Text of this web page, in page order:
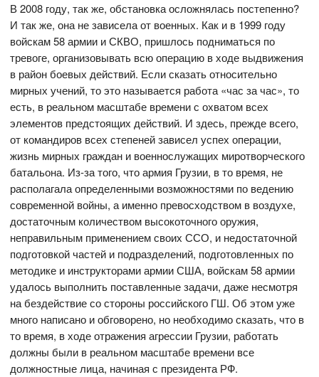
В 2008 году, так же, обстановка осложнялась постепенно?
И так же, она не зависела от военных. Как и в 1999 году
войскам 58 армии и СКВО, пришлось подниматься по
тревоге, организовывать всю операцию в ходе выдвижения
в район боевых действий. Если сказать относительно
мирных учений, то это называется работа «час за час», то
есть, в реальном масштабе времени с охватом всех
элементов предстоящих действий. И здесь, прежде всего,
от командиров всех степеней зависел успех операции,
жизнь мирных граждан и военнослужащих миротворческого
батальона. Из-за того, что армия Грузии, в то время, не
располагала определенными возможностями по ведению
современной войны, а именно превосходством в воздухе,
достаточным количеством высокоточного оружия,
неправильным применением своих ССО, и недостаточной
подготовкой частей и подразделений, подготовленных по
методике и инструкторами армии США, войскам 58 армии
удалось выполнить поставленные задачи, даже несмотря
на бездействие со стороны российского ГШ. Об этом уже
много написано и обговорено, но необходимо сказать, что в
то время, в ходе отражения агрессии Грузии, работать
должны были в реальном масштабе времени все
должностные лица, начиная с президента РФ.